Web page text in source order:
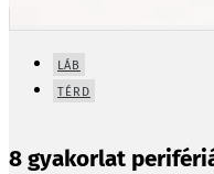
LÁB
TÉRD
8 gyakorlat